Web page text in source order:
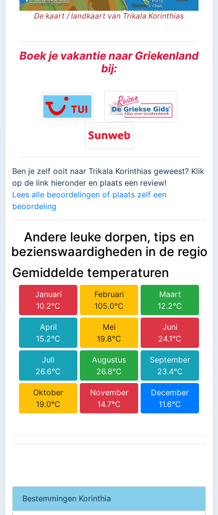
De kaart / landkaart van Trikala Korinthias
Boek je vakantie naar Griekenland
bij:
Ben je zelf ooit naar Trikala Korinthias geweest? Klik
op de link hieronder en plaats een review!
Lees alle beoordelingen of plaats zelf een
beoordeling
Andere leuke dorpen, tips en
bezienswaardigheden in de regio
Gemiddelde temperaturen
Januari
10.2°C
Februari
105.0°C
Maart
12.2°C
April
15.2°C
Mei
19.8°C
Juni
24.1°C
Juli
26.6°C
Augustus
26.8°C
September
23.4°C
Oktober
19.0°C
November
14.7°C
December
11.6°C
Bestemmingen Korinthia